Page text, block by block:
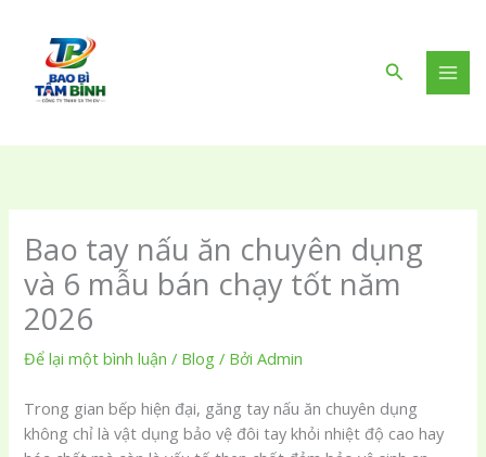
dung
Tìm
kiếm
Bao tay nấu ăn chuyên dụng
và 6 mẫu bán chạy tốt năm
2026
Để lại một bình luận / Blog / BởiAdmin
Trong gian bếp hiện đại, găng tay nấu ăn chuyên dụng
không chỉ là vật dụng bảo vệ đôi tay khỏi nhiệt độ cao hay